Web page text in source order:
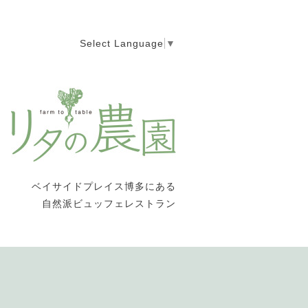
Select Language ▼
ベイサイドプレイス博多にある
自然派ビュッフェレストラン